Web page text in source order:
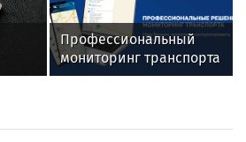
Профессиональный
мониторинг транспорта
ГЛОНАСС/GPS: полный